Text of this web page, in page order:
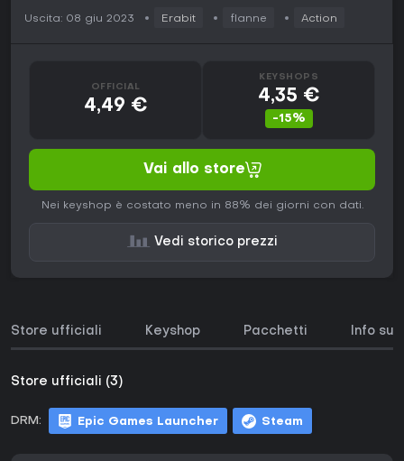
Uscita: 08 giu 2023 Erabit flanne Action
OFFICIAL
4,49 €
KEYSHOPS
4,35 €
-15%
Vai allo store
Nei keyshop è costato meno in 88% dei giorni con dati.
Vedi storico prezzi
Store ufficiali Keyshop Pacchetti Info sul
Store ufficiali (3)
DRM: Epic Games Launcher Steam